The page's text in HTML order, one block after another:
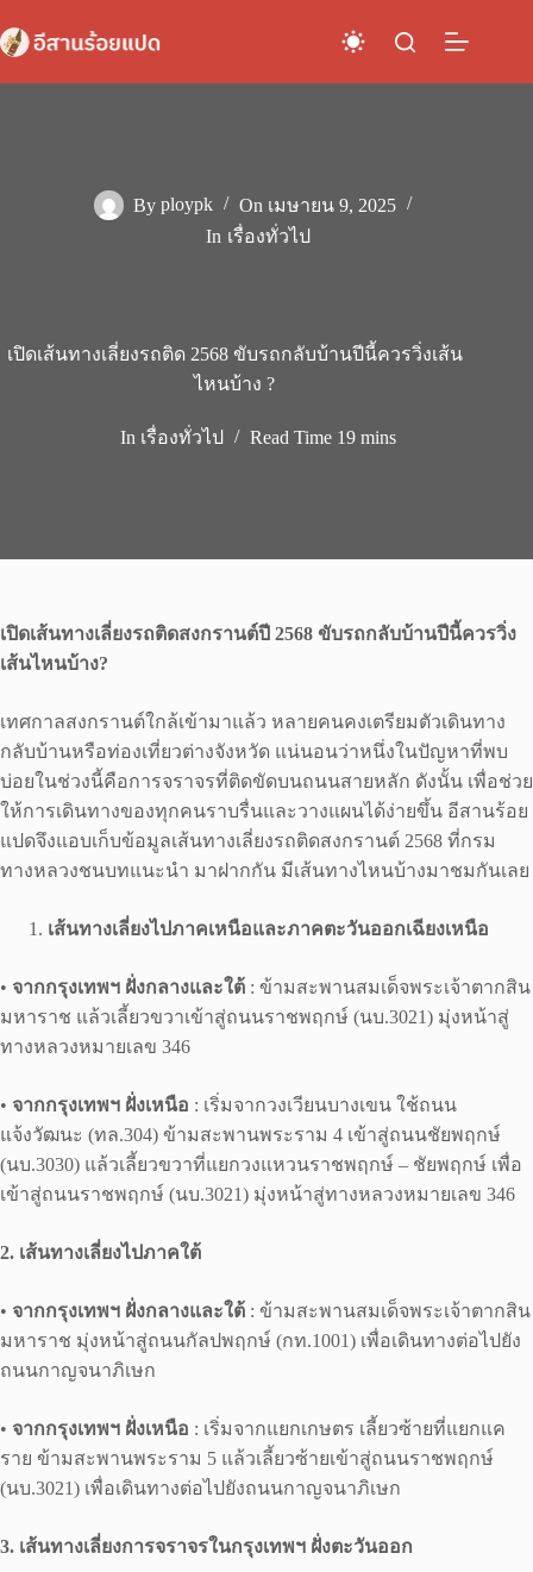
to
content
By ploypk On เมษายน 9, 2025
In เรื่องทั่วไป
เปิดเส้นทางเลี่ยงรถติด 2568 ขับรถกลับบ้านปีนี้ควรวิ่งเส้น
ไหนบ้าง ?
In เรื่องทั่วไป Read Time 19 mins
เปิดเส้นทางเลี่ยงรถติดสงกรานต์ปี 2568 ขับรถกลับบ้านปีนี้ควรวิ่ง
เส้นไหนบ้าง?
เทศกาลสงกรานต์ใกล้เข้ามาแล้ว หลายคนคงเตรียมตัวเดินทาง
กลับบ้านหรือท่องเที่ยวต่างจังหวัด แน่นอนว่าหนึ่งในปัญหาที่พบ
บ่อยในช่วงนี้คือการจราจรที่ติดขัดบนถนนสายหลัก ดังนั้น เพื่อช่วย
ให้การเดินทางของทุกคนราบรื่นและวางแผนได้ง่ายขึ้น อีสานร้อย
แปดจึงแอบเก็บข้อมูลเส้นทางเลี่ยงรถติดสงกรานต์ 2568 ที่กรม
ทางหลวงชนบทแนะนำ มาฝากกัน มีเส้นทางไหนบ้างมาชมกันเลย
เส้นทางเลี่ยงไปภาคเหนือและภาคตะวันออกเฉียงเหนือ
• จากกรุงเทพฯ ฝั่งกลางและใต้ : ข้ามสะพานสมเด็จพระเจ้าตากสิน
มหาราช แล้วเลี้ยวขวาเข้าสู่ถนนราชพฤกษ์ (นบ.3021) มุ่งหน้าสู่
ทางหลวงหมายเลข 346 ​
• จากกรุงเทพฯ ฝั่งเหนือ : เริ่มจากวงเวียนบางเขน ใช้ถนน
แจ้งวัฒนะ (ทล.304) ข้ามสะพานพระราม 4 เข้าสู่ถนนชัยพฤกษ์
(นบ.3030) แล้วเลี้ยวขวาที่แยกวงแหวนราชพฤกษ์ – ชัยพฤกษ์ เพื่อ
เข้าสู่ถนนราชพฤกษ์ (นบ.3021) มุ่งหน้าสู่ทางหลวงหมายเลข 346
2. เส้นทางเลี่ยงไปภาคใต้
• จากกรุงเทพฯ ฝั่งกลางและใต้ : ข้ามสะพานสมเด็จพระเจ้าตากสิน
มหาราช มุ่งหน้าสู่ถนนกัลปพฤกษ์ (กท.1001) เพื่อเดินทางต่อไปยัง
ถนนกาญจนาภิเษก ​
• จากกรุงเทพฯ ฝั่งเหนือ : เริ่มจากแยกเกษตร เลี้ยวซ้ายที่แยกแค
ราย ข้ามสะพานพระราม 5 แล้วเลี้ยวซ้ายเข้าสู่ถนนราชพฤกษ์
(นบ.3021) เพื่อเดินทางต่อไปยังถนนกาญจนาภิเษก
3. เส้นทางเลี่ยงการจราจรในกรุงเทพฯ ฝั่งตะวันออก